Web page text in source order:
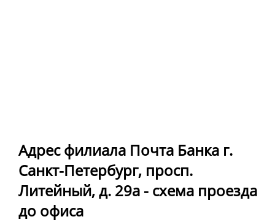
Адрес филиала Почта Банка г.
Санкт-Петербург, просп.
Литейный, д. 29а - схема проезда
до офиса